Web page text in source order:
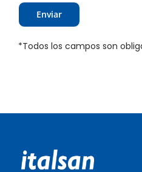
*Todos los campos son